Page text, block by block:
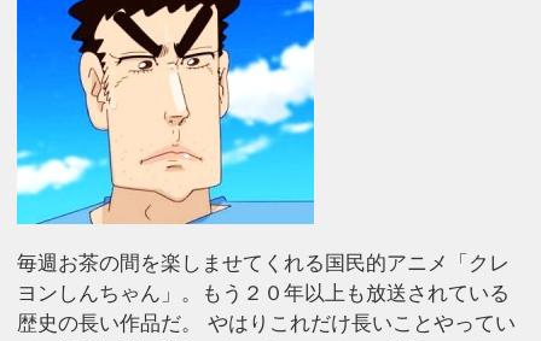
毎週お茶の間を楽しませてくれる国民的アニメ「クレ
ヨンしんちゃん」。もう２０年以上も放送されている
歴史の長い作品だ。 やはりこれだけ長いことやってい